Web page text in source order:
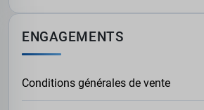
ENGAGEMENTS
Conditions générales de vente